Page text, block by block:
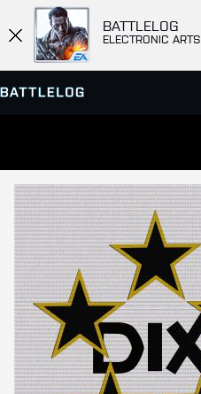
BATTLELOG
ELECTRONIC ARTS
SERVER-BROWSER
MATCHES